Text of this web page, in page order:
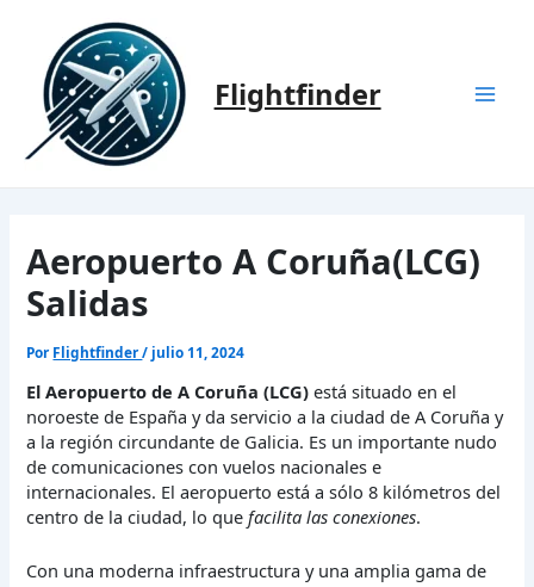
contenido
Flightfinder
Aeropuerto A Coruña(LCG)
Salidas
Por Flightfinder/ julio 11, 2024
El Aeropuerto de A Coruña (LCG) está situado en el
noroeste de España y da servicio a la ciudad de A Coruña y
a la región circundante de Galicia. Es un importante nudo
de comunicaciones con vuelos nacionales e
internacionales. El aeropuerto está a sólo 8 kilómetros del
centro de la ciudad, lo quefacilita las conexiones.
Con una moderna infraestructura y una amplia gama de